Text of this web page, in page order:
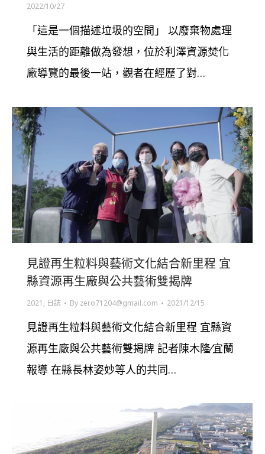
2022/10/27
「這是⼀個描述垃圾的空間」 以廢棄物處理
與⽣活的距離做為發想，位於利澤資源焚化
廠導覽的最後⼀站，觀者在經歷了對…
見證再生粒料與藝術文化結合新里程 宜
縣資源再生廠與公共藝術雙揭牌
2021 , 日誌 By zero71204@gmail.com 2021/12/15
見證再生粒料與藝術文化結合新里程 宜縣資
源再生廠與公共藝術雙揭牌 記者陳木隆∕宜蘭
報導 在縣長林姿妙等人的共同…